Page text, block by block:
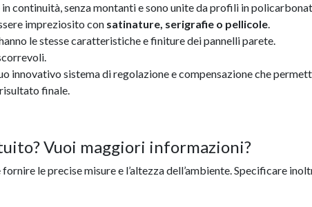
continuità, senza montanti e sono unite da profili in
impreziosito con satinature, serigrafie o pellicole.
le stesse caratteristiche e finiture dei pannelli parete.
innovativo sistema di regolazione e compensazione che
finale.
Vuoi maggiori informazioni?
le precise misure e l’altezza dell’ambiente. Specificare